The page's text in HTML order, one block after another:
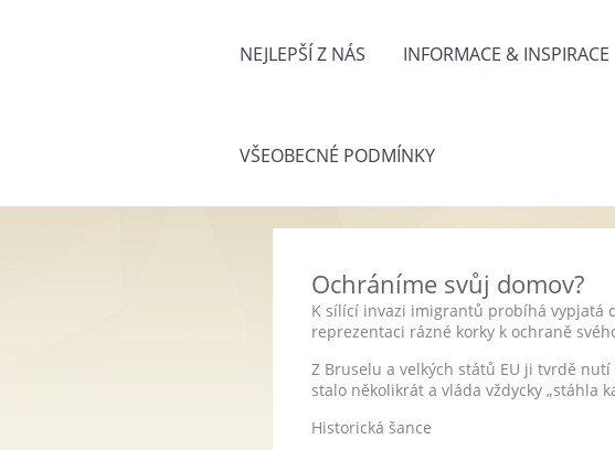
NEJLEPŠÍ Z NÁS INFORMACE & INSPIRACE
VŠEOBECNÉ PODMÍNKY
Ochráníme svůj domov?
K sílící invazi imigrantů probíhá vypjatá
reprezentaci rázné korky k ochraně
Z Bruselu a velkých států EU ji tvrdě
stalo několikrát a vláda vždycky „stáhla
Historická šance